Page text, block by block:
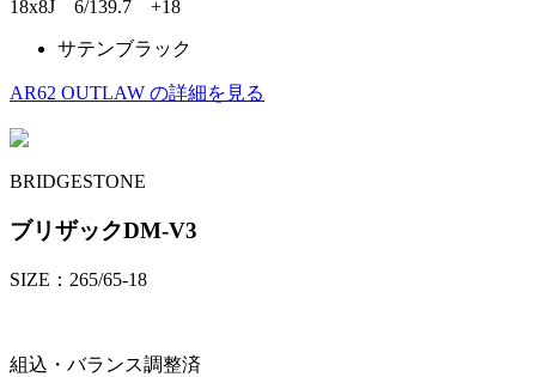
18x8J 6/139.7 +18
サテンブラック
AR62 OUTLAW の詳細を見る
BRIDGESTONE
ブリザックDM-V3
SIZE：265/65-18
組込・バランス調整済